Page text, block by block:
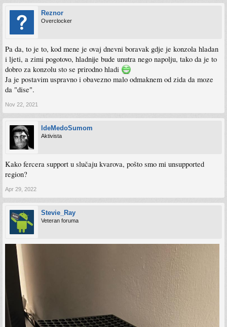
Reznor
Overclocker
Pa da, to je to, kod mene je ovaj dnevni boravak gdje je konzola hladan
i ljeti, a zimi pogotovo, hladnije bude unutra nego napolju, tako da je to
dobro za konzolu sto se prirodno hladi
Ja je postavim uspravno i obavezno malo odmaknem od zida da moze
da "dise".
Nov 22, 2021
IdeMedoSumom
Aktivista
Kako fercera support u slučaju kvarova, pošto smo mi unsupported
region?
Apr 29, 2022
Stevie_Ray
Veteran foruma